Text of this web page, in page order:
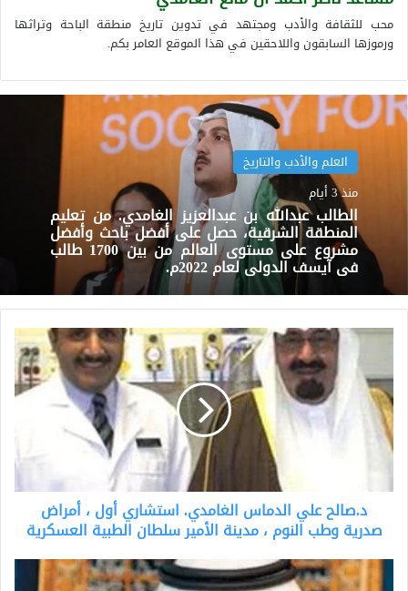
محب للثقافة والأدب ومجتهد في تدوين تاريخ منطقة الباحة وتراثها
ورموزها السابقون واللاحقين في هذا الموقع العامر بكم.
العلم والأدب والتاريخ
منذ 3 أيام
الطالب عبدالله بن عبدالعزيز الغامدي. من تعليم
المنطقة الشرقية، حصل على أفضل باحث وأفضل
مشروع على مستوى العالم من بين 1700 طالب
في آيسف الدولي لعام 2022م.
د.صالح
الدماس
الغامدي.
استشاري
أول
،
صدرية
النوم
مدينة
د.صالح علي الدماس الغامدي. استشاري أول ، أمراض
صدرية وطب النوم ، مدينة الأمير سلطان الطبية العسكرية
الأمير